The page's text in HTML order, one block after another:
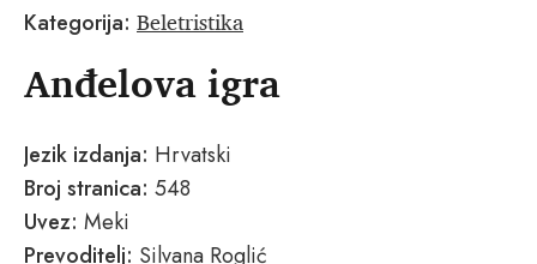
Kategorija: Beletristika
Anđelova igra
Jezik izdanja: Hrvatski
Broj stranica: 548
Uvez: Meki
Prevoditelj: Silvana Roglić